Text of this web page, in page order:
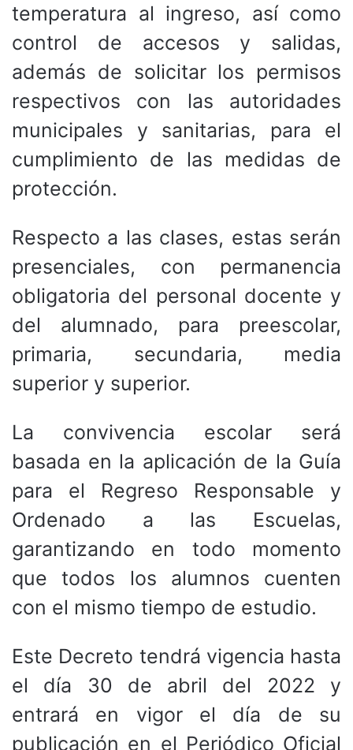
temperatura al ingreso, así como
control de accesos y salidas,
además de solicitar los permisos
respectivos con las autoridades
municipales y sanitarias, para el
cumplimiento de las medidas de
protección.
Respecto a las clases, estas serán
presenciales, con permanencia
obligatoria del personal docente y
del alumnado, para preescolar,
primaria, secundaria, media
superior y superior.
La convivencia escolar será
basada en la aplicación de la Guía
para el Regreso Responsable y
Ordenado a las Escuelas,
garantizando en todo momento
que todos los alumnos cuenten
con el mismo tiempo de estudio.
Este Decreto tendrá vigencia hasta
el día 30 de abril del 2022 y
entrará en vigor el día de su
publicación en el Periódico Oficial